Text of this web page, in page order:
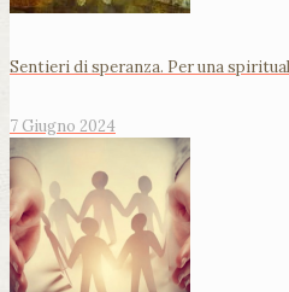
Sentieri di speranza. Per una
7 Giugno 2024